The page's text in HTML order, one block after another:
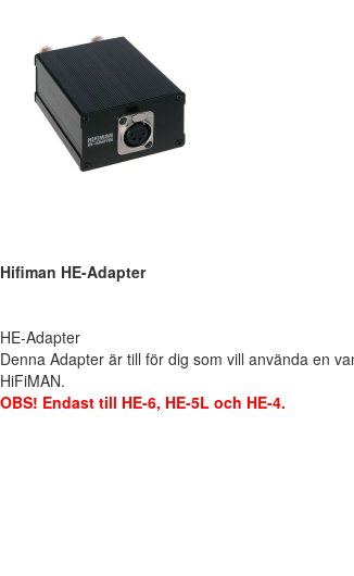
Hifiman HE-Adapter
HE-Adapter
Denna Adapter är till för dig som vill använda en
HiFiMAN.
OBS! Endast till HE-6, HE-5L och HE-4.